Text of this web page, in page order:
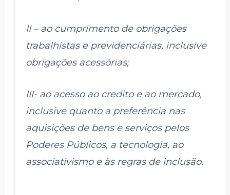
II – ao cumprimento de obrigações
trabalhistas e previdenciárias, inclusive
obrigações acessórias;
III- ao acesso ao credito e ao mercado,
inclusive quanto a preferência nas
aquisições de bens e serviços pelos
Poderes Públicos, a tecnologia, ao
associativismo e às regras de inclusão.